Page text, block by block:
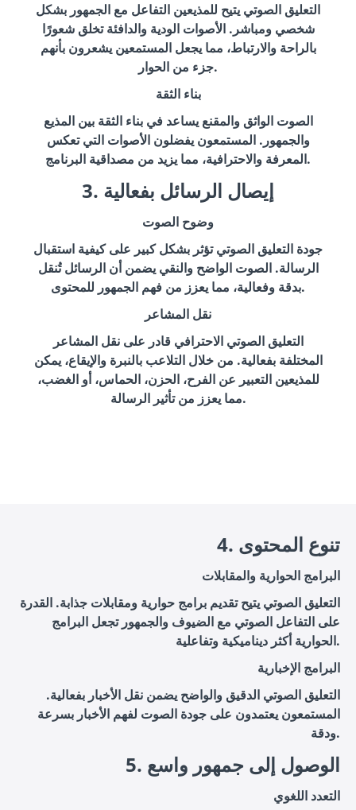
التعليق الصوتي يتيح للمذيعين التفاعل مع الجمهور بشكل
شخصي ومباشر. الأصوات الودية والدافئة تخلق شعورًا
بالراحة والارتباط، مما يجعل المستمعين يشعرون بأنهم
جزء من الحوار.
بناء الثقة
الصوت الواثق والمقنع يساعد في بناء الثقة بين المذيع
والجمهور. المستمعون يفضلون الأصوات التي تعكس
المعرفة والاحترافية، مما يزيد من مصداقية البرنامج.
3. إيصال الرسائل بفعالية
وضوح الصوت
جودة التعليق الصوتي تؤثر بشكل كبير على كيفية استقبال
الرسالة. الصوت الواضح والنقي يضمن أن الرسائل تُنقل
بدقة وفعالية، مما يعزز من فهم الجمهور للمحتوى.
نقل المشاعر
التعليق الصوتي الاحترافي قادر على نقل المشاعر
المختلفة بفعالية. من خلال التلاعب بالنبرة والإيقاع، يمكن
للمذيعين التعبير عن الفرح، الحزن، الحماس، أو الغضب،
مما يعزز من تأثير الرسالة.
4. تنوع المحتوى
البرامج الحوارية والمقابلات
التعليق الصوتي يتيح تقديم برامج حوارية ومقابلات جذابة. القدرة
على التفاعل الصوتي مع الضيوف والجمهور تجعل البرامج
الحوارية أكثر ديناميكية وتفاعلية.
البرامج الإخبارية
التعليق الصوتي الدقيق والواضح يضمن نقل الأخبار بفعالية.
المستمعون يعتمدون على جودة الصوت لفهم الأخبار بسرعة
ودقة.
5. الوصول إلى جمهور واسع
التعدد اللغوي